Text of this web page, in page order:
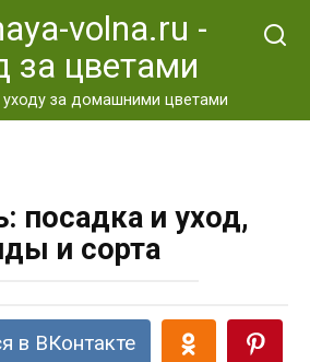
volna.ru -
за цветами
за домашними цветами
посадка и уход,
и сорта
в ВКонтакте